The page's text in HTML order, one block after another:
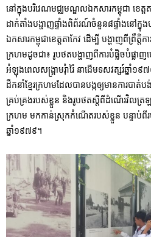
នៅក្នុងបរិវេណមជ្ឈមណ្ឌលឯកសារកម្ពុជា ខេត្ត
ដាក់តាំងបង្ហាញផ្ទាំងពិព័រណ៍ចំនួន៨ផ្ទាំងនៅក្នុ
ឯកសារកម្ពុជាខេត្តតាកែវ ដើម្បី បង្ហាញពីព្រឹត្តិ
ក្រហមដូចជា៖ រូបថតបង្ហាញពីការបំផ្លិចបំផ្លាញហ
អំឡុងពេលសង្គ្រាមរុំារ៉ៃ នាដើមទសវត្សរ៍ឆ្នាំ១៩
ដឹកនាំខ្មែរក្រហមដែលបានបង្កឲ្យមានការបា
គ្រប់គ្រងរបស់ខ្លួន និងរូបថតស្តីពីដំណើរវិលត្រឡ
ក្រហម មកកាន់ស្រុកកំណើតរបស់ខ្លួន បន្ទាប់ពីរ
ឆ្នាំ១៩៧៩។